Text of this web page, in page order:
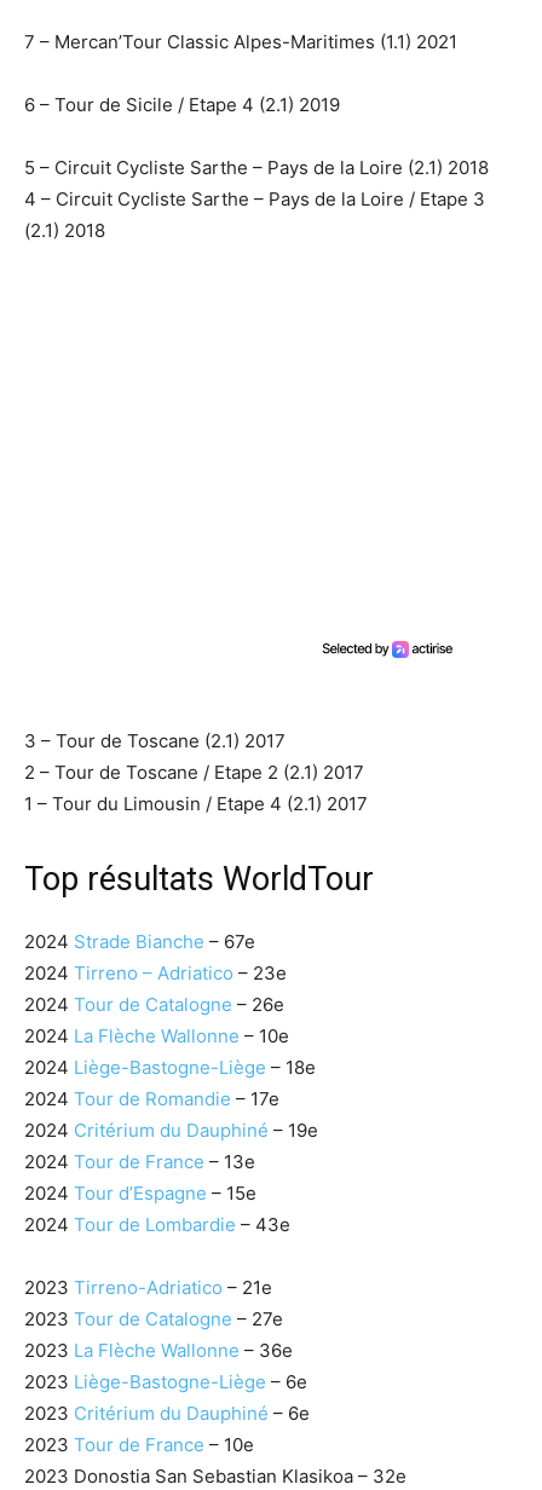
7 – Mercan’Tour Classic Alpes-Maritimes (1.1) 2021
6 – Tour de Sicile / Etape 4 (2.1) 2019
5 – Circuit Cycliste Sarthe – Pays de la Loire (2.1) 2018
4 – Circuit Cycliste Sarthe – Pays de la Loire / Etape 3
(2.1) 2018
3 – Tour de Toscane (2.1) 2017
2 – Tour de Toscane / Etape 2 (2.1) 2017
1 – Tour du Limousin / Etape 4 (2.1) 2017
Top résultats WorldTour
2024 Strade Bianche – 67e
2024 Tirreno – Adriatico – 23e
2024 Tour de Catalogne – 26e
2024 La Flèche Wallonne – 10e
2024 Liège-Bastogne-Liège – 18e
2024 Tour de Romandie – 17e
2024 Critérium du Dauphiné – 19e
2024 Tour de France – 13e
2024 Tour d’Espagne – 15e
2024 Tour de Lombardie – 43e
2023 Tirreno-Adriatico – 21e
2023 Tour de Catalogne – 27e
2023 La Flèche Wallonne – 36e
2023 Liège-Bastogne-Liège – 6e
2023 Critérium du Dauphiné – 6e
2023 Tour de France – 10e
2023 Donostia San Sebastian Klasikoa – 32e